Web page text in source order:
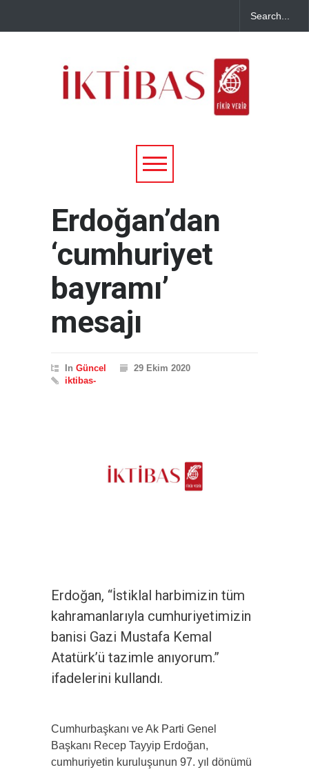
Erdoğan’dan
‘cumhuriyet
bayramı’
mesajı
In Güncel
29 Ekim 2020
iktibas-
Erdoğan, “İstiklal harbimizin tüm
kahramanlarıyla cumhuriyetimizin
banisi Gazi Mustafa Kemal
Atatürk’ü tazimle anıyorum.”
ifadelerini kullandı.
Cumhurbaşkanı ve Ak Parti Genel
Başkanı Recep Tayyip Erdoğan,
cumhuriyetin kuruluşunun 97. yıl dönümü